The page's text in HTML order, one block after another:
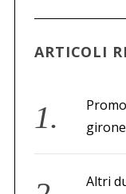
ARTICOLI
Altri